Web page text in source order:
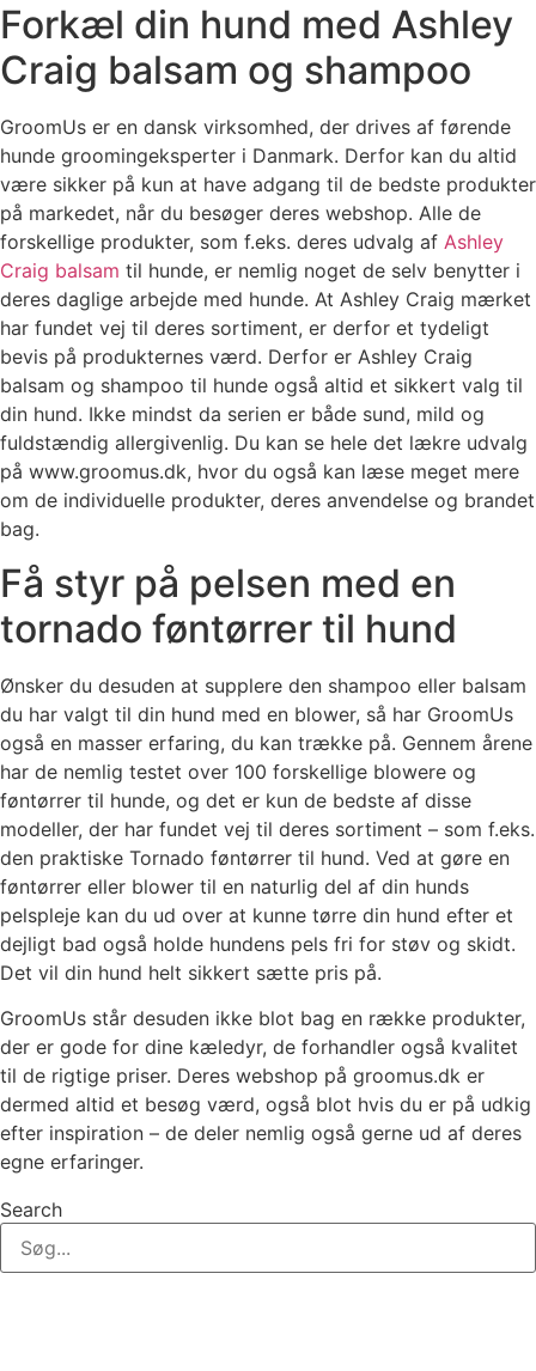
Forkæl din hund med Ashley
Craig balsam og shampoo
GroomUs er en dansk virksomhed, der drives af førende
hunde groomingeksperter i Danmark. Derfor kan du altid
være sikker på kun at have adgang til de bedste produkter
på markedet, når du besøger deres webshop. Alle de
forskellige produkter, som f.eks. deres udvalg af Ashley
Craig balsam til hunde, er nemlig noget de selv benytter i
deres daglige arbejde med hunde. At Ashley Craig mærket
har fundet vej til deres sortiment, er derfor et tydeligt
bevis på produkternes værd. Derfor er Ashley Craig
balsam og shampoo til hunde også altid et sikkert valg til
din hund. Ikke mindst da serien er både sund, mild og
fuldstændig allergivenlig. Du kan se hele det lækre udvalg
på www.groomus.dk, hvor du også kan læse meget mere
om de individuelle produkter, deres anvendelse og brandet
bag.
Få styr på pelsen med en
tornado føntørrer til hund
Ønsker du desuden at supplere den shampoo eller balsam
du har valgt til din hund med en blower, så har GroomUs
også en masser erfaring, du kan trække på. Gennem årene
har de nemlig testet over 100 forskellige blowere og
føntørrer til hunde, og det er kun de bedste af disse
modeller, der har fundet vej til deres sortiment – som f.eks.
den praktiske Tornado føntørrer til hund. Ved at gøre en
føntørrer eller blower til en naturlig del af din hunds
pelspleje kan du ud over at kunne tørre din hund efter et
dejligt bad også holde hundens pels fri for støv og skidt.
Det vil din hund helt sikkert sætte pris på.
GroomUs står desuden ikke blot bag en række produkter,
der er gode for dine kæledyr, de forhandler også kvalitet
til de rigtige priser. Deres webshop på groomus.dk er
dermed altid et besøg værd, også blot hvis du er på udkig
efter inspiration – de deler nemlig også gerne ud af deres
egne erfaringer.
Search